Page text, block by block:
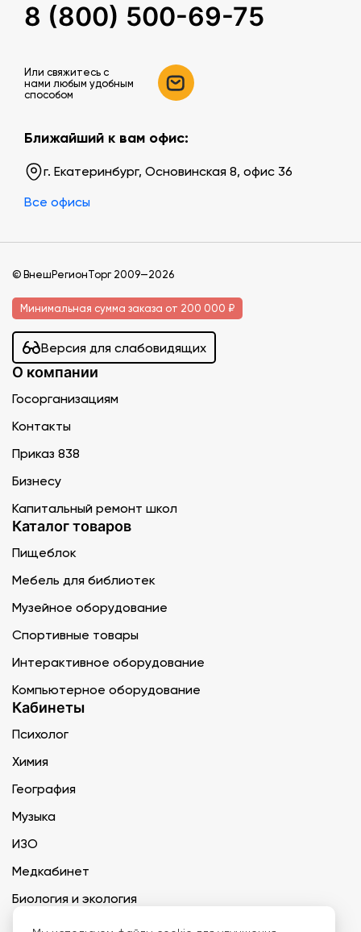
8 (800) 500-69-75
Или свяжитесь c
нами любым удобным
способом
Ближайший к вам офис:
г. Екатеринбург, Основинская 8, офис 36
Все офисы
© ВнешРегионТорг 2009—2026
Минимальная сумма заказа от 200 000 ₽
Версия для слабовидящих
О компании
Госорганизациям
Контакты
Приказ 838
Бизнесу
Капитальный ремонт школ
Каталог товаров
Пищеблок
Мебель для библиотек
Музейное оборудование
Спортивные товары
Интерактивное оборудование
Компьютерное оборудование
Кабинеты
Психолог
Химия
География
Музыка
ИЗО
Медкабинет
Биология и экология
Технология